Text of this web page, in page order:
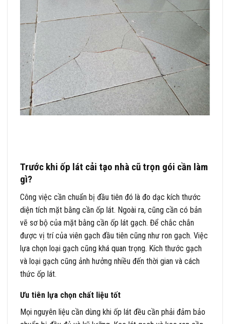
Trước khi ốp lát cải tạo nhà cũ trọn gói cần làm
gì?
Công việc cần chuẩn bị đầu tiên đó là đo dạc kích thước
diện tích mặt bằng cần ốp lát. Ngoài ra, cũng cần có bản
vẽ sơ bộ của mặt bằng cần ốp lát gạch. Để chắc chắn
được vị trí của viên gạch đầu tiên cũng như ron gạch. Việc
lựa chọn loại gạch cũng khá quan trọng. Kích thước gạch
và loại gạch cũng ảnh hưởng nhiều đến thời gian và cách
thức ốp lát.
Ưu tiên lựa chọn chất liệu tốt
Mọi nguyên liệu cần dùng khi ốp lát đều cần phải đảm bảo